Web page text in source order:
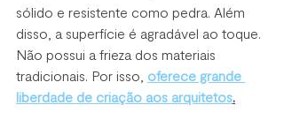
sólido e resistente como pedra. Além
disso, a superfície é agradável ao toque.
Não possui a frieza dos materiais
tradicionais. Por isso, oferece grande
liberdade de criação aos arquitetos.